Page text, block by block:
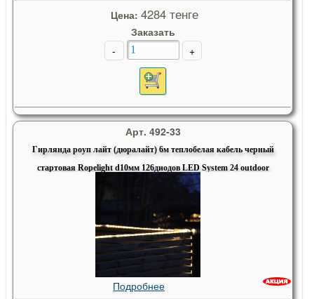
Цена: 4284 тенге
Заказать
-
+
Арт. 492-33
Гирлянда роуп лайт (дюралайт) 6м теплобелая кабель черный
стартовая Ropelight d10мм 126диодов LED System 24 outdoor
Подробнее